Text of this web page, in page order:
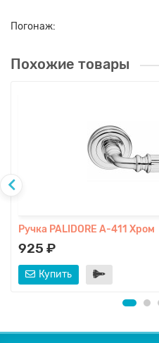
Погонаж:
Похожие товары
Ручка PALIDORE A-411 Хром
925 ₽
Купить